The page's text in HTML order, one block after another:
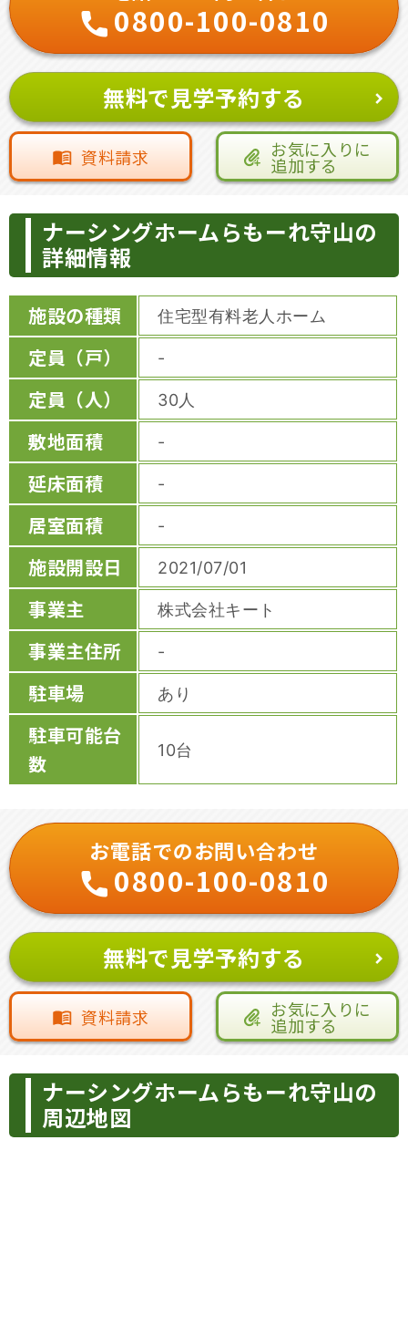
0800-100-0810
無料で見学予約する
資料請求 お気に入りに
追加する
ナーシングホームらもーれ守山の
詳細情報
施設の種類 住宅型有料老人ホーム
定員（戸） -
定員（人） 30人
敷地面積 -
延床面積 -
居室面積 -
施設開設日 2021/07/01
事業主 株式会社キート
事業主住所 -
駐車場 あり
駐車可能台
数
10台
お電話でのお問い合わせ
0800-100-0810
無料で見学予約する
資料請求 お気に入りに
追加する
ナーシングホームらもーれ守山の
周辺地図